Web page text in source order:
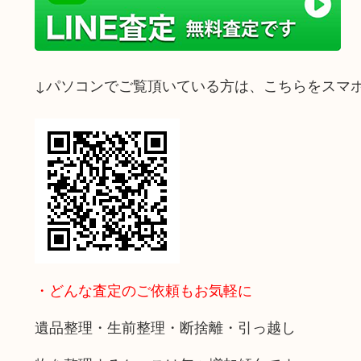
↓パソコンでご覧頂いている方は、こちらをスマ
・どんな査定のご依頼もお気軽に
遺品整理・生前整理・断捨離・引っ越し